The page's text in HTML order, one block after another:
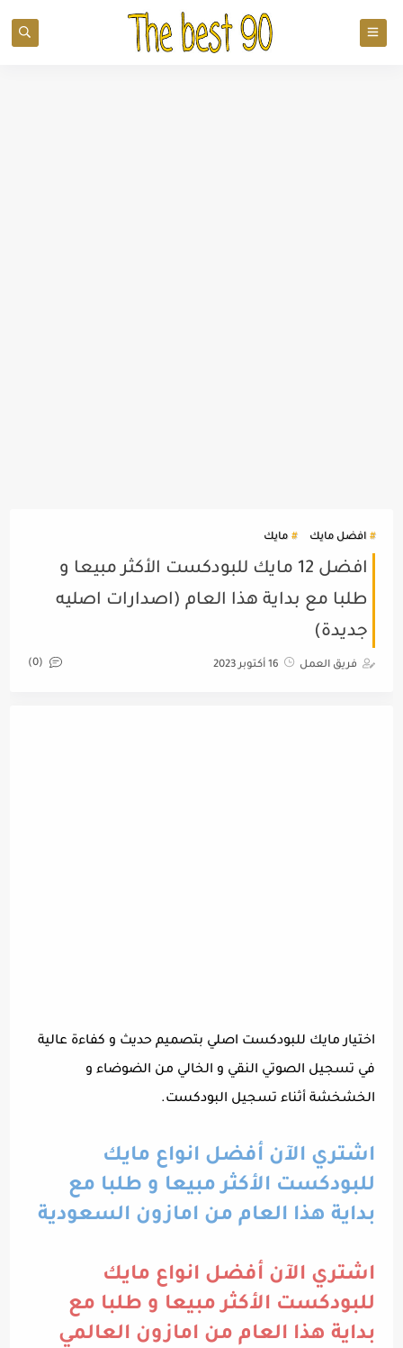
افضل مايك مايك
افضل 12 مايك للبودكست الأكثر مبيعا و
طلبا مع بداية هذا العام (اصدارات اصليه
جديدة)
فريق العمل 16 أكتوبر 2023 (0)
اختيار مايك للبودكست اصلي بتصميم حديث و كفاءة عالية
في تسجيل الصوتي النقي و الخالي من الضوضاء و
الخشخشة أثناء تسجيل البودكست.
اشتري الآن أفضل انواع مايك
للبودكست الأكثر مبيعا و طلبا مع
بداية هذا العام من امازون السعودية
اشتري الآن أفضل انواع مايك
للبودكست الأكثر مبيعا و طلبا مع
بداية هذا العام من امازون العالمي